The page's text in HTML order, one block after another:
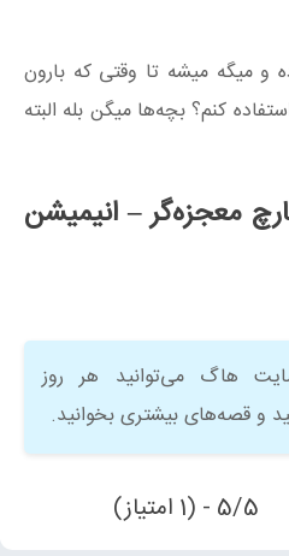
میگه میشه تا وقتی که بارون
کنم؟ بچه‌ها میگن بله البته
معجزه‌گر – انیمیشن
هاگ می‌توانید هر روز
و قصه‌های بیشتری بخوانید.
5/5 - (1 امتیاز)